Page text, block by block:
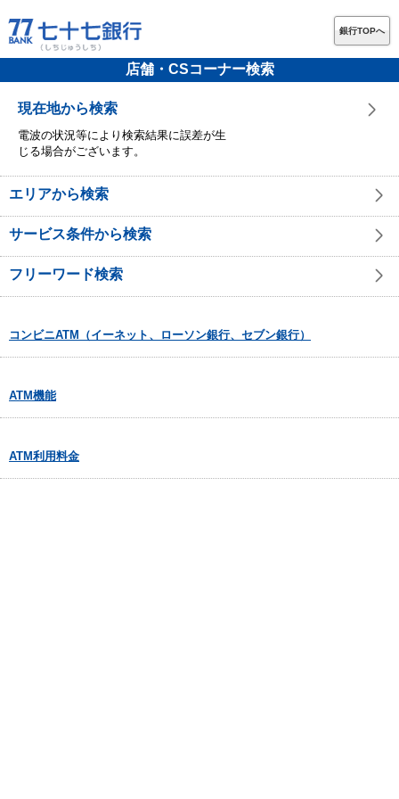
銀行TOPへ
店舗・CSコーナー検索
現在地から検索
電波の状況等により検索結果に誤差が生
じる場合がございます。
エリアから検索
サービス条件から検索
フリーワード検索
コンビニATM（イーネット、ローソン銀行、セブン銀行）
ATM機能
ATM利用料金